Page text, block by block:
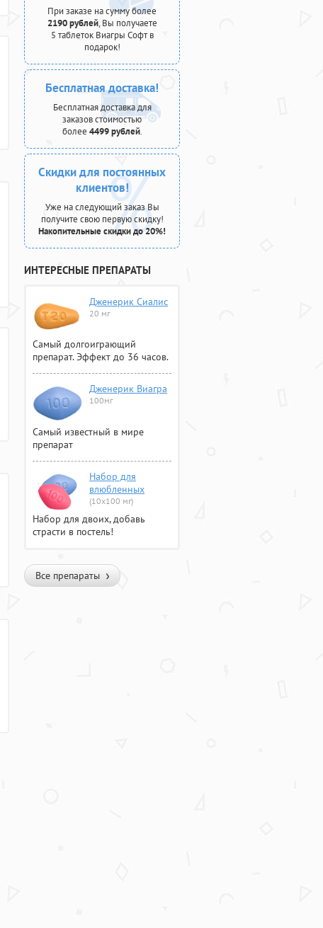
При заказе на сумму более
2190 рублей, Вы получаете
5 таблеток Виагры Софт в
подарок!
Бесплатная доставка!
Бесплатная доставка для
заказов стоимостью
более 4499 рублей.
Скидки для постоянных
клиентов!
Уже на следующий заказ Вы
получите свою первую скидку!
Накопительные скидки до 20%!
ИНТЕРЕСНЫЕ ПРЕПАРАТЫ
Дженерик Сиалис
20 мг
Самый долгоиграющий
препарат. Эффект до 36 часов.
Дженерик Виагра
100мг
Самый известный в мире
препарат
Набор для
влюбленных
(10х100 мг)
Набор для двоих, добавь
страсти в постель!
Все препараты